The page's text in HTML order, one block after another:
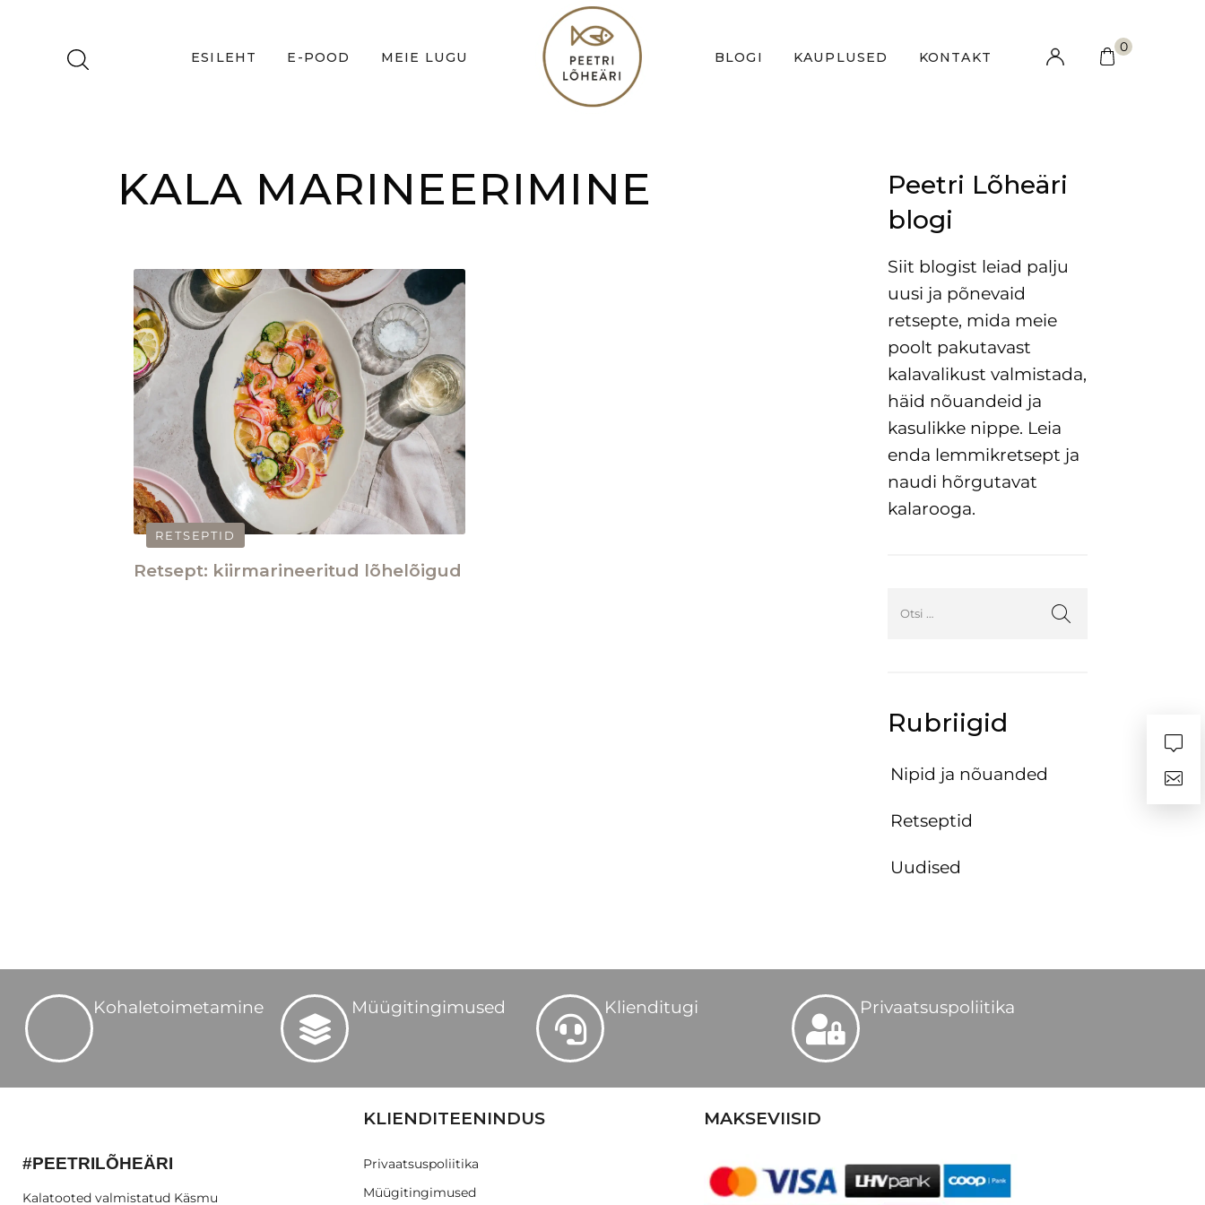
ESILEHT E-POOD MEIE LUGU BLOGI KAUPLUSED KONTAKT
0
KALA MARINEERIMINE
RETSEPTID
Retsept: kiirmarineeritud lõhelõigud
Peetri Lõheäri
blogi
Siit blogist leiad palju
uusi ja põnevaid
retsepte, mida meie
poolt pakutavast
kalavalikust valmistada,
häid nõuandeid ja
kasulikke nippe. Leia
enda lemmikretsept ja
naudi hõrgutavat
kalarooga.
Rubriigid
Nipid ja nõuanded
Retseptid
Uudised
Kohaletoimetamine Müügitingimused Klienditugi Privaatsuspoliitika
#PEETRILÕHEÄRI
Kalatooted valmistatud Käsmu
KLIENDITEENINDUS
Privaatsuspoliitika
Müügitingimused
MAKSEVIISID